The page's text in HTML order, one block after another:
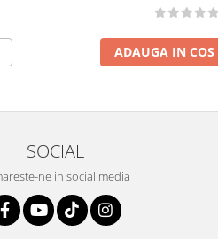
ADAUGA IN COS
SOCIAL
ne in social media